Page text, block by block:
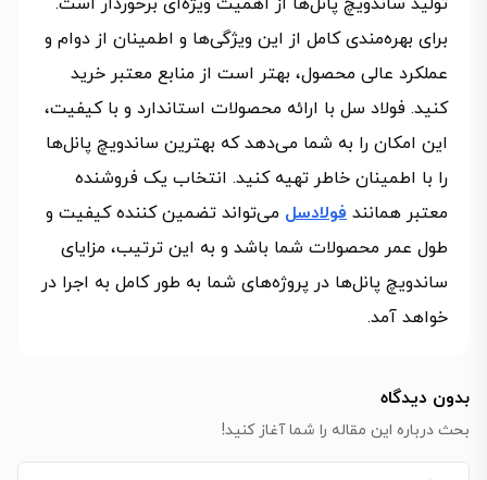
تولید ساندویچ پانل‌ها از اهمیت ویژه‌ای برخوردار است.
برای بهره‌مندی کامل از این ویژگی‌ها و اطمینان از دوام و
عملکرد عالی محصول، بهتر است از منابع معتبر خرید
کنید. فولاد سل با ارائه محصولات استاندارد و با کیفیت،
این امکان را به شما می‌دهد که بهترین ساندویچ پانل‌ها
را با اطمینان خاطر تهیه کنید. انتخاب یک فروشنده
معتبر همانند فولادسل می‌تواند تضمین‌ کننده کیفیت و
طول عمر محصولات شما باشد و به این ترتیب، مزایای
ساندویچ پانل‌ها در پروژه‌های شما به‌ طور کامل به اجرا در
خواهد آمد.
بدون دیدگاه
بحث درباره این مقاله را شما آغاز کنید!